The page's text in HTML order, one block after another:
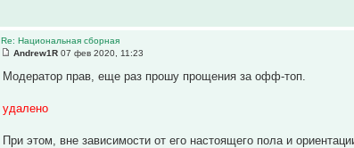
Re: Национальная сборная
Andrew1R 07 фев 2020, 11:23
Модератор прав, еще раз прошу прощения за офф-топ.
удалено
При этом, вне зависимости от его настоящего пола и